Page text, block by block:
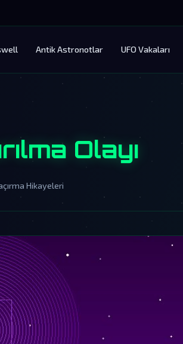
Antik Astronotlar UFO Vakaları
Olayı
Hikayeleri